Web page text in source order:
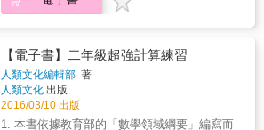
希望提升國小生閱讀思維能力，對於未來學習
都是一大幫助。本書特色 1.以主題單元為
題 本書閱讀題組以不同主題單元呈現，為
提升學生的學習興趣與理解能力，文字篇章包
含字詞、句段與篇章的學習內容，以閱讀模組
模式讓學生大量閱讀各類本文。 2.篇篇都
有素養 國語文經常使用文本來學習素養，
維能力，對於未來學習都是一大幫助。本書特
色1.以主題單元為題的書本書閱讀題組以不同
能力，文字篇章包含字詞、句段與篇章的學習
內容，以閱讀模組模式讓學生大量閱讀各類本
文。2.篇篇都有素養的書國語文經常使用文本
來學習素養，本書採用108課綱強調的三面九項
核心素養，每個單元包含了不同面向的核心素
學觀念，讓學生能充分將所學知識靈活運用在
的價值。為因應新課綱與大考命題方向，本書
為系列書籍之一，整套系列涵蓋了國小一至六
年級的全年級數學素養題本，每本書籍著重於
將知識與課綱要點結合，並融合實際生活的運
用能力。以平易近人的敘述，說明數學領域的
【電子書】二年級超強計算練習
人類文化編輯部 著
人類文化 出版
2016/03/10 出版
1. 本書依據教育部的「數學領域綱要」編寫而